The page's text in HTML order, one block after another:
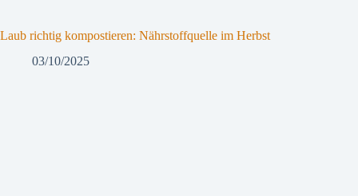
Laub richtig kompostieren: Nährstoffquelle im Herbst
03/10/2025